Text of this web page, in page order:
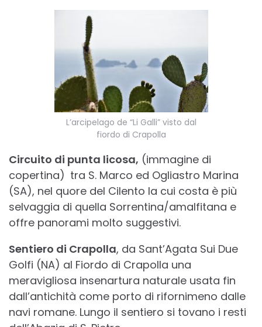
L’arcipelago de “Li Galli” visto dal
fiordo di Crapolla
Circuito di punta licosa, (immagine di
copertina) tra S. Marco ed Ogliastro Marina
(SA), nel quore del Cilento la cui costa è più
selvaggia di quella Sorrentina/amalfitana e
offre panorami molto suggestivi.
Sentiero di Crapolla, da Sant’Agata Sui Due
Golfi (NA) al Fiordo di Crapolla una
meravigliosa insenartura naturale usata fin
dall’antichità come porto di rifornimeno dalle
navi romane. Lungo il sentiero si tovano i resti